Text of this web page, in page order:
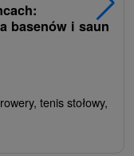
basenów i saun
tenis stołowy,